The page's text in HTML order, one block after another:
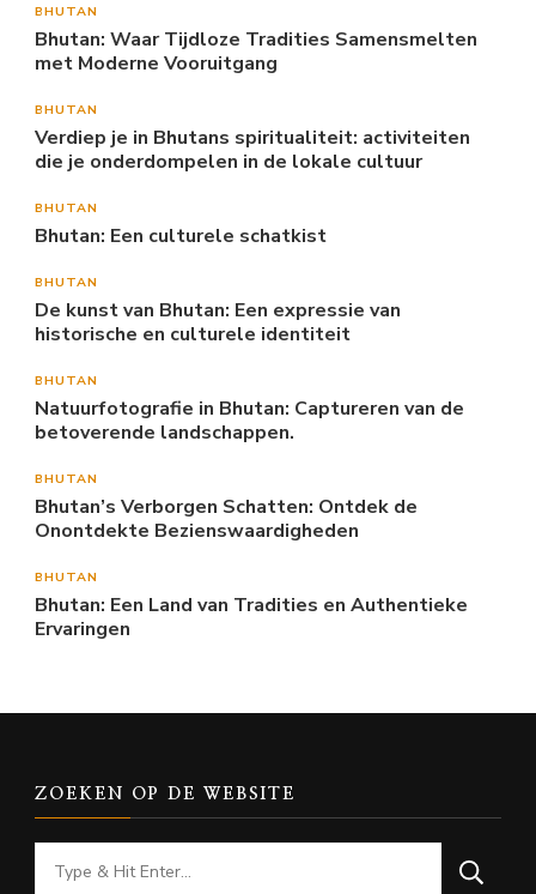
BHUTAN
Bhutan: Waar Tijdloze Tradities Samensmelten
met Moderne Vooruitgang
BHUTAN
Verdiep je in Bhutans spiritualiteit: activiteiten
die je onderdompelen in de lokale cultuur
BHUTAN
Bhutan: Een culturele schatkist
BHUTAN
De kunst van Bhutan: Een expressie van
historische en culturele identiteit
BHUTAN
Natuurfotografie in Bhutan: Captureren van de
betoverende landschappen.
BHUTAN
Bhutan’s Verborgen Schatten: Ontdek de
Onontdekte Bezienswaardigheden
BHUTAN
Bhutan: Een Land van Tradities en Authentieke
Ervaringen
ZOEKEN OP DE WEBSITE
Looking